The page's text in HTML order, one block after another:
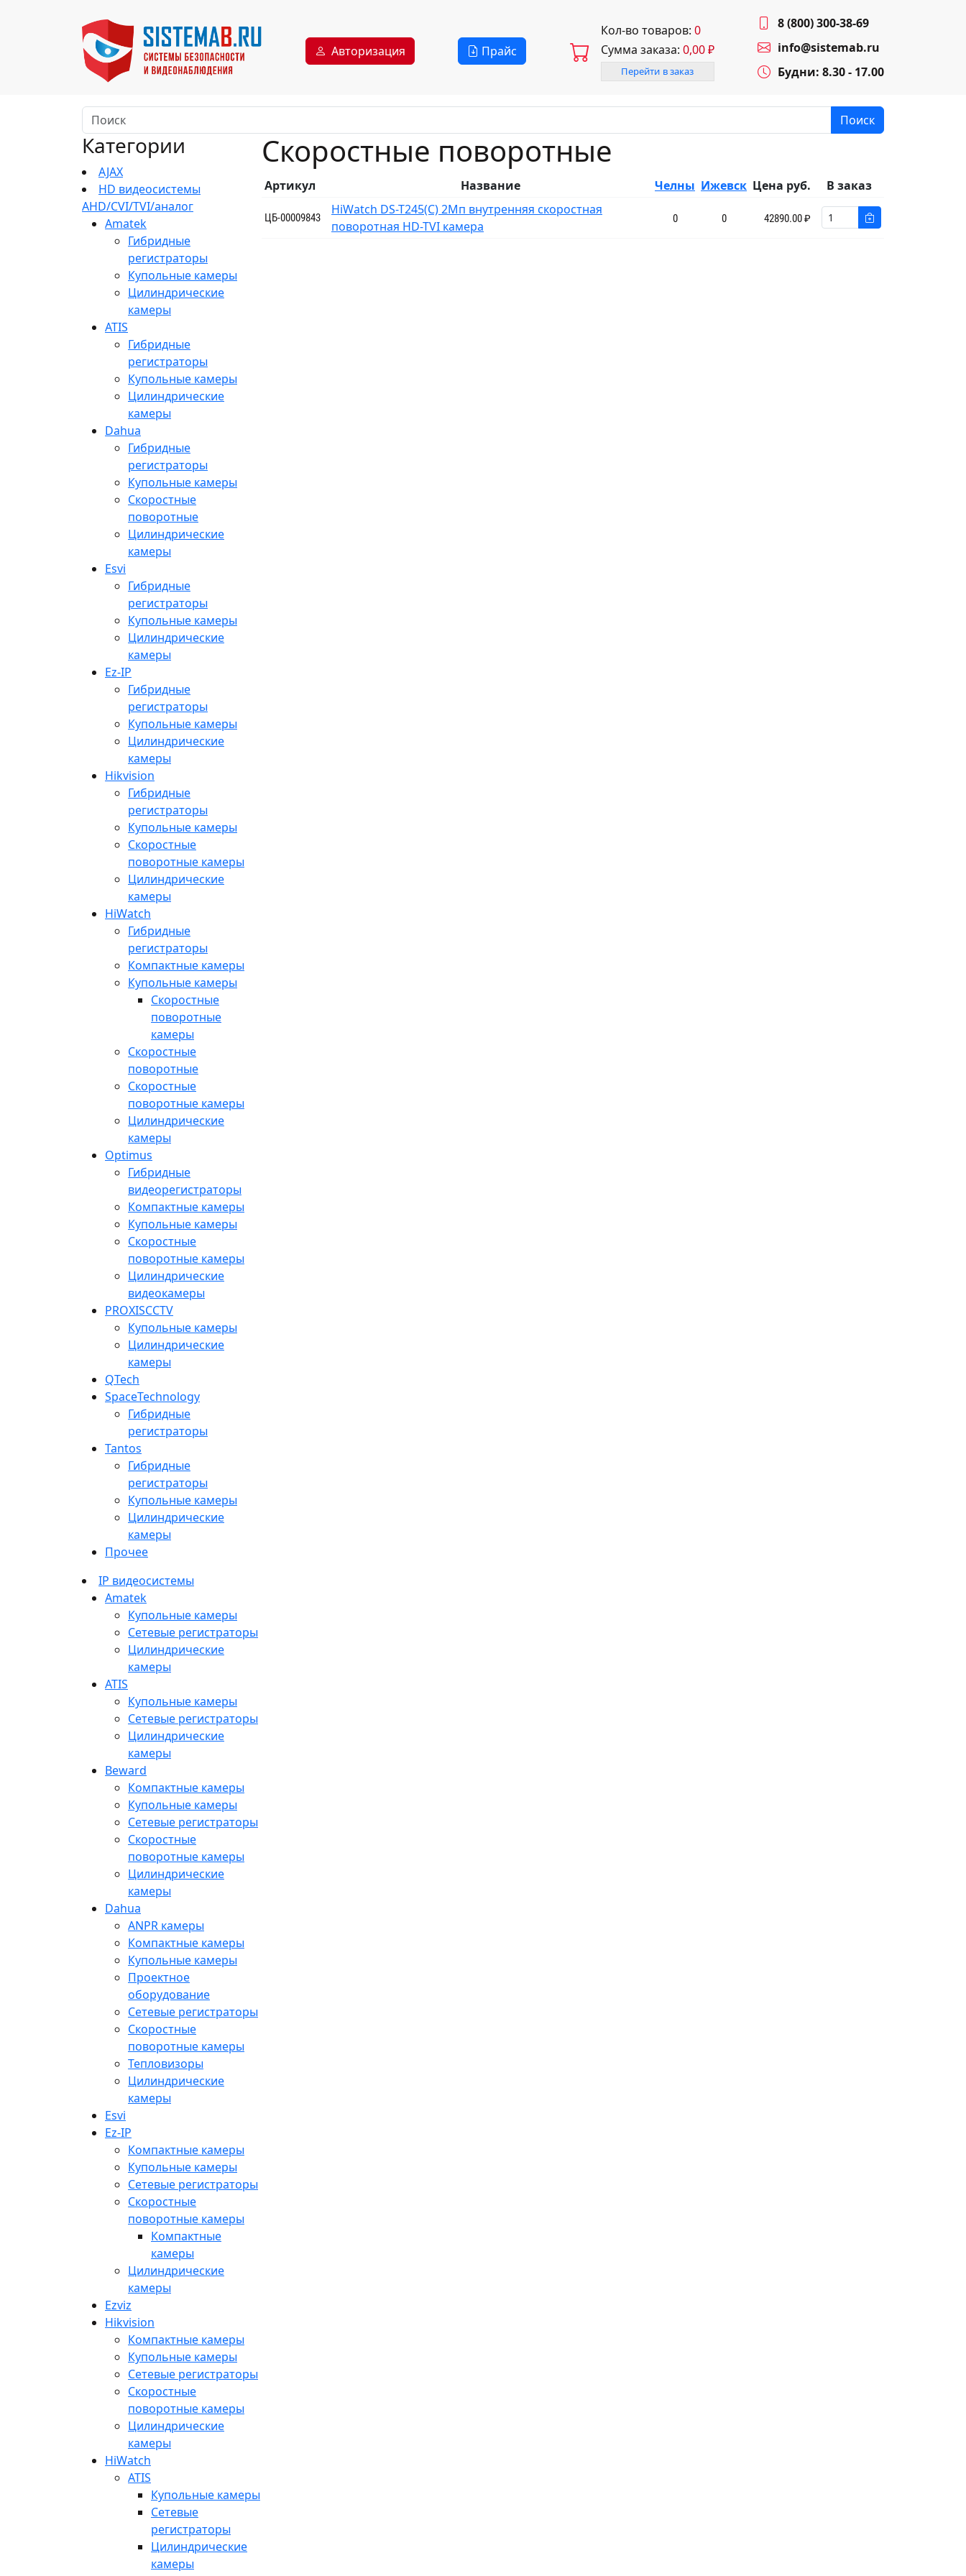
Авторизация Прайс
Кол-во товаров: 0
Сумма заказа: 0,00₽
Перейти в заказ
8 (800) 300-38-69
info@sistemab.ru
Будни: 8.30 - 17.00
Поиск
Категории
AJAX
HD видеосистемы
AHD/CVI/TVI/аналог
Amatek
Гибридные
регистраторы
Купольные камеры
Цилиндрические
камеры
ATIS
Гибридные
регистраторы
Купольные камеры
Цилиндрические
камеры
Dahua
Гибридные
регистраторы
Купольные камеры
Скоростные
поворотные
Цилиндрические
камеры
Esvi
Гибридные
регистраторы
Купольные камеры
Цилиндрические
камеры
Ez-IP
Гибридные
регистраторы
Купольные камеры
Цилиндрические
камеры
Hikvision
Гибридные
регистраторы
Купольные камеры
Скоростные
поворотные камеры
Цилиндрические
камеры
HiWatch
Гибридные
регистраторы
Компактные камеры
Купольные камеры
Скоростные
поворотные
камеры
Скоростные
поворотные
Скоростные
поворотные камеры
Цилиндрические
камеры
Optimus
Гибридные
видеорегистраторы
Компактные камеры
Купольные камеры
Скоростные
поворотные камеры
Цилиндрические
видеокамеры
PROXISCCTV
Купольные камеры
Цилиндрические
камеры
QTech
SpaceTechnology
Гибридные
регистраторы
Tantos
Гибридные
регистраторы
Купольные камеры
Цилиндрические
камеры
Прочее
IP видеосистемы
Amatek
Купольные камеры
Сетевые регистраторы
Цилиндрические
камеры
ATIS
Купольные камеры
Сетевые регистраторы
Цилиндрические
камеры
Beward
Компактные камеры
Купольные камеры
Сетевые регистраторы
Скоростные
поворотные камеры
Цилиндрические
камеры
Dahua
ANPR камеры
Компактные камеры
Купольные камеры
Проектное
оборудование
Сетевые регистраторы
Скоростные
поворотные камеры
Тепловизоры
Цилиндрические
камеры
Esvi
Ez-IP
Компактные камеры
Купольные камеры
Сетевые регистраторы
Скоростные
поворотные камеры
Компактные
камеры
Цилиндрические
камеры
Ezviz
Hikvision
Компактные камеры
Купольные камеры
Сетевые регистраторы
Скоростные
поворотные камеры
Цилиндрические
камеры
HiWatch
ATIS
Купольные камеры
Сетевые
регистраторы
Цилиндрические
камеры
Скоростные поворотные
Артикул Название Челны Ижевск Цена руб. В заказ
ЦБ-00009843
HiWatch DS-T245(C) 2Мп внутренняя скоростная
поворотная HD-TVI камера
0 0 42890.00 ₽